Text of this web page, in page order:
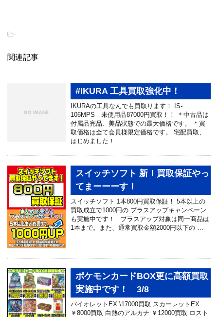
-
関連記事
#IKURA 工具買取強化中！
IKURAの工具なんでも買取ります！ IS-
106MPS 未使用品87000円買取！！ ＊中古品は
付属品完品、美品状態での最大価格です。 ＊買
取価格は全て会員様限定価格です。 宅配買取、
はじめました！ …
スイッチソフト 新！買取保証やっ
てまーーーす！
スイッチソフト 1本800円買取保証！ 5本以上の
買取成立で1000円の プラスアップキャンペーン
も実施中です！ プラスアップ対象は同一商品は
1本まで。また、通常買取金額2000円以下の …
ポケモンカードBOX更に高額買取
実施中です！ 3/8
バイオレットEX \17000買取 スカーレットEX
￥8000買取 白熱のアルカナ ￥12000買取 ロスト